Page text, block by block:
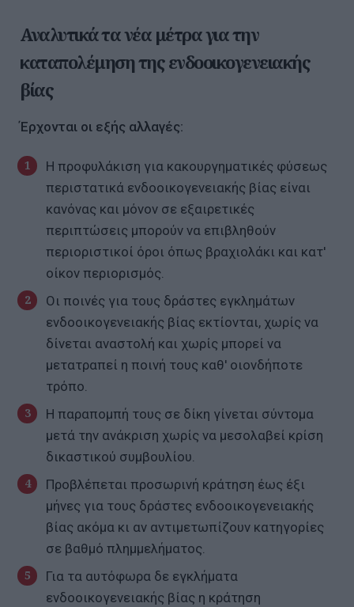
Αναλυτικά τα νέα μέτρα για την
καταπολέμηση της ενδοοικογενειακής
βίας
Έρχονται οι εξής αλλαγές:
Η προφυλάκιση για κακουργηματικές φύσεως
περιστατικά ενδοοικογενειακής βίας είναι
κανόνας και μόνον σε εξαιρετικές
περιπτώσεις μπορούν να επιβληθούν
περιοριστικοί όροι όπως βραχιολάκι και κατ'
οίκον περιορισμός.
Οι ποινές για τους δράστες εγκλημάτων
ενδοοικογενειακής βίας εκτίονται, χωρίς να
δίνεται αναστολή και χωρίς μπορεί να
μετατραπεί η ποινή τους καθ' οιονδήποτε
τρόπο.
Η παραπομπή τους σε δίκη γίνεται σύντομα
μετά την ανάκριση χωρίς να μεσολαβεί κρίση
δικαστικού συμβουλίου.
Προβλέπεται προσωρινή κράτηση έως έξι
μήνες για τους δράστες ενδοοικογενειακής
βίας ακόμα κι αν αντιμετωπίζουν κατηγορίες
σε βαθμό πλημμελήματος.
Για τα αυτόφωρα δε εγκλήματα
ενδοοικογενειακής βίας η κράτηση